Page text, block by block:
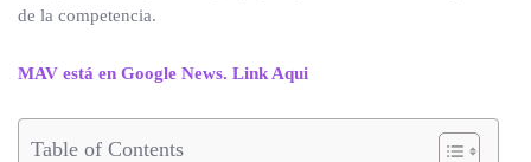
de la competencia.
MAV está en Google News. Link Aqui
Table of Contents